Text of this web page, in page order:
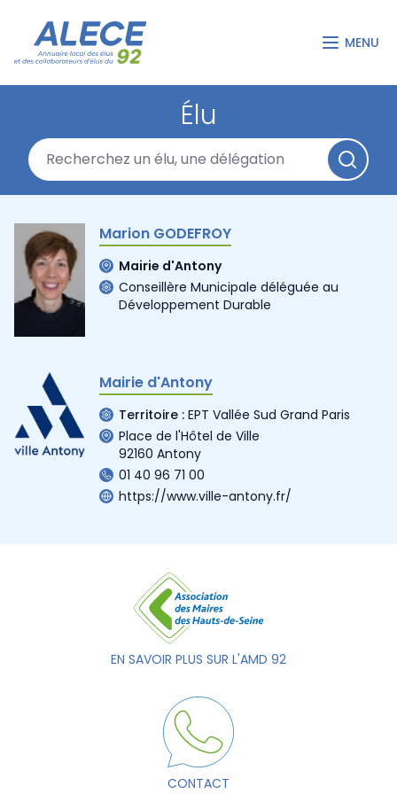
MENU
Élu
Marion GODEFROY
Mairie d'Antony
Conseillère Municipale déléguée au
Développement Durable
Mairie d'Antony
Territoire : EPT Vallée Sud Grand Paris
Place de l'Hôtel de Ville
92160 Antony
01 40 96 71 00
https://www.ville-antony.fr/
EN SAVOIR PLUS SUR L'AMD 92
CONTACT